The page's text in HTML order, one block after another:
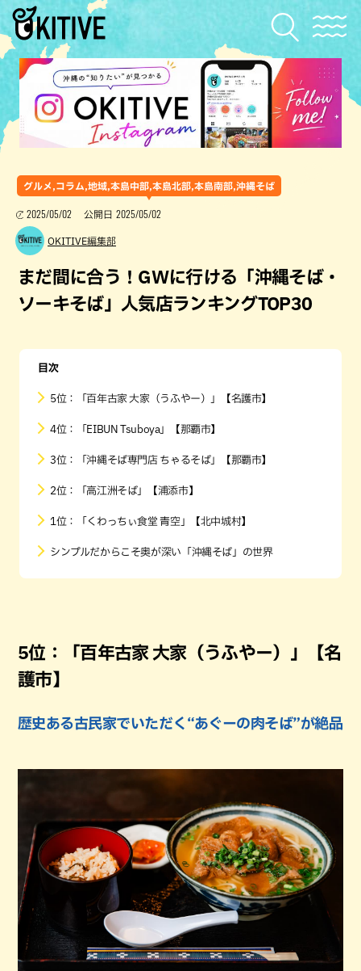
グルメ,コラム,地域,本島中部,本島北部,本島南部,沖縄そば
2025/05/02 公開日 2025/05/02
OKITIVE編集部
まだ間に合う！GWに行ける「沖縄そば・
ソーキそば」人気店ランキングTOP30
目次
5位：「百年古家 大家（うふやー）」【名護市】
4位：「EIBUN Tsuboya」【那覇市】
3位：「沖縄そば専門店 ちゃるそば」【那覇市】
2位：「高江洲そば」【浦添市】
1位：「くわっちぃ食堂 青空」【北中城村】
シンプルだからこそ奥が深い「沖縄そば」の世界
5位：「百年古家 大家（うふやー）」【名
護市】
歴史ある古民家でいただく“あぐーの肉そば”が絶品